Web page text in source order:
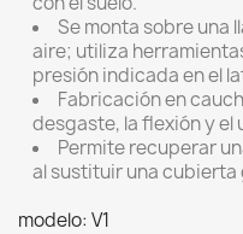
Se monta sobre una
aire; utiliza
presión indicada en el
Fabricación en
desgaste, la flexión y el
Permite recuperar
al sustituir una
modelo: V1